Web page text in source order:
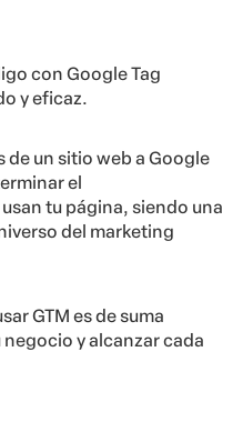
con Google Tag
y eficaz.
un sitio web a Google
el
tu página, siendo una
del marketing
GTM es de suma
y alcanzar cada